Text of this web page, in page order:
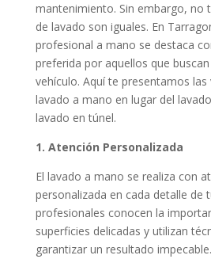
mantenimiento. Sin embargo, no
de lavado son iguales. En
profesional a mano se destaca
preferida por aquellos que
vehículo. Aquí te presentamos
lavado a mano en lugar del
lavado en túnel.
1. Atención Personalizada
El lavado a mano se realiza con
personalizada en cada detalle de
profesionales conocen la
superficies delicadas y utilizan
garantizar un resultado